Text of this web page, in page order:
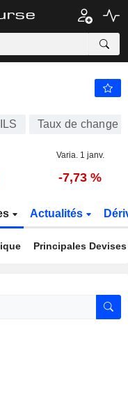
Taux de change
Varia. 1 janv.
-7,73 %
Actualités
Principales Devises